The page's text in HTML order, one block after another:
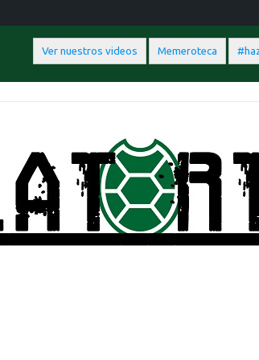
Ver nuestros videos Memeroteca